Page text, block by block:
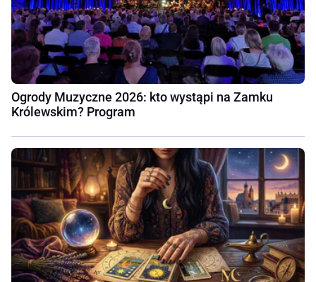
Ogrody Muzyczne 2026: kto wystąpi na Zamku
Królewskim? Program